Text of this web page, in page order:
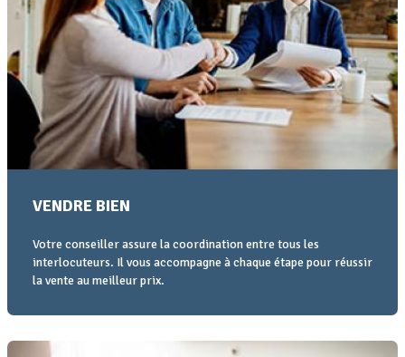
VENDRE BIEN
Votre conseiller assure la coordination entre tous les
interlocuteurs. Il vous accompagne à chaque étape pour réussir
la vente au meilleur prix.